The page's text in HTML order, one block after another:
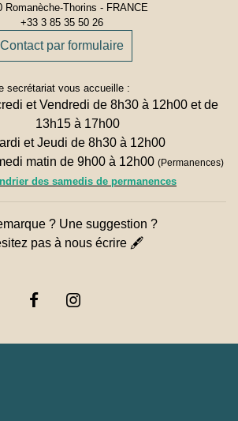
Romanèche-Thorins - FRANCE
+33 3 85 35 50 26
Contact par formulaire
secrétariat vous accueille :
et Vendredi de 8h30 à 12h00 et de
13h15 à 17h00
et Jeudi de 8h30 à 12h00
matin de 9h00 à 12h00 (Permanences)
des samedis de permanences
? Une suggestion ?
pas à nous écrire 🖋